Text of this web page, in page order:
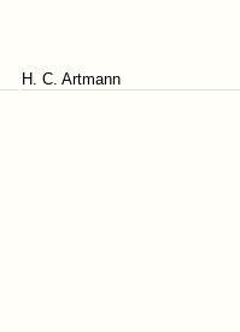
H. C. Artmann